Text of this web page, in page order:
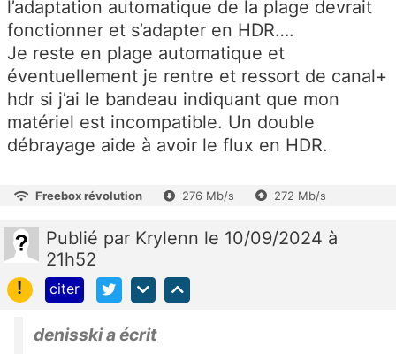
l’adaptation automatique de la plage devrait
fonctionner et s’adapter en HDR….
Je reste en plage automatique et
éventuellement je rentre et ressort de canal+
hdr si j’ai le bandeau indiquant que mon
matériel est incompatible. Un double
débrayage aide à avoir le flux en HDR.
Freebox révolution 276 Mb/s 272 Mb/s
Publié par Krylenn le 10/09/2024 à
21h52
!
citer
denisski a écrit